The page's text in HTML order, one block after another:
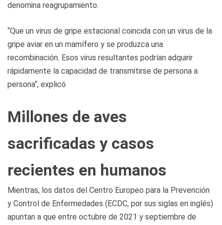
denomina reagrupamiento.
“Que un virus de gripe estacional coincida con un virus de la
gripe aviar en un mamífero y se produzca una
recombinación. Esos virus resultantes podrían adquirir
rápidamente la capacidad de transmitirse de persona a
persona“, explicó
Millones de aves
sacrificadas y casos
recientes en humanos
Mientras, los datos del Centro Europeo para la Prevención
y Control de Enfermedades (ECDC, por sus siglas en inglés)
apuntan a que entre octubre de 2021 y septiembre de